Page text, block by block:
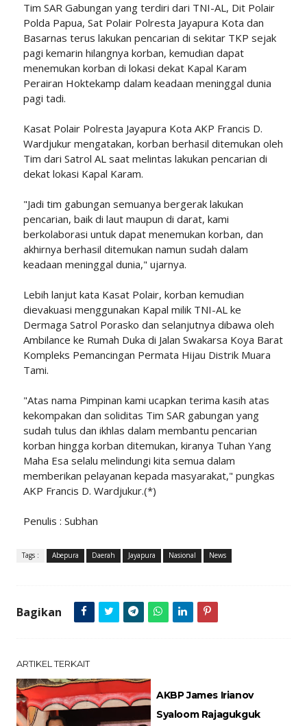
Tim SAR Gabungan yang terdiri dari TNI-AL, Dit Polair
Polda Papua, Sat Polair Polresta Jayapura Kota dan
Basarnas terus lakukan pencarian di sekitar TKP sejak
pagi kemarin hilangnya korban, kemudian dapat
menemukan korban di lokasi dekat Kapal Karam
Perairan Hoktekamp dalam keadaan meninggal dunia
pagi tadi.
Kasat Polair Polresta Jayapura Kota AKP Francis D.
Wardjukur mengatakan, korban berhasil ditemukan oleh
Tim dari Satrol AL saat melintas lakukan pencarian di
dekat lokasi Kapal Karam.
"Jadi tim gabungan semuanya bergerak lakukan
pencarian, baik di laut maupun di darat, kami
berkolaborasi untuk dapat menemukan korban, dan
akhirnya berhasil ditemukan namun sudah dalam
keadaan meninggal dunia," ujarnya.
Lebih lanjut kata Kasat Polair, korban kemudian
dievakuasi menggunakan Kapal milik TNI-AL ke
Dermaga Satrol Porasko dan selanjutnya dibawa oleh
Ambilance ke Rumah Duka di Jalan Swakarsa Koya Barat
Kompleks Pemancingan Permata Hijau Distrik Muara
Tami.
"Atas nama Pimpinan kami ucapkan terima kasih atas
kekompakan dan soliditas Tim SAR gabungan yang
sudah tulus dan ikhlas dalam membantu pencarian
korban hingga korban ditemukan, kiranya Tuhan Yang
Maha Esa selalu melindungi kita semua dalam
memberikan pelayanan kepada masyarakat," pungkas
AKP Francis D. Wardjukur.(*)
Penulis : Subhan
Tags : Abepura Daerah Jayapura Nasional News
Bagikan
ARTIKEL TERKAIT
AKBP James Irianov
Syaloom Rajagukguk